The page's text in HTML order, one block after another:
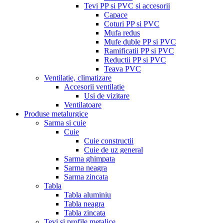
Tevi PP si PVC si accesorii
Capace
Coturi PP si PVC
Mufa redus
Mufe duble PP si PVC
Ramificatii PP si PVC
Reductii PP si PVC
Teava PVC
Ventilatie, climatizare
Accesorii ventilatie
Usi de vizitare
Ventilatoare
Produse metalurgice
Sarma si cuie
Cuie
Cuie constructii
Cuie de uz general
Sarma ghimpata
Sarma neagra
Sarma zincata
Tabla
Tabla aluminiu
Tabla neagra
Tabla zincata